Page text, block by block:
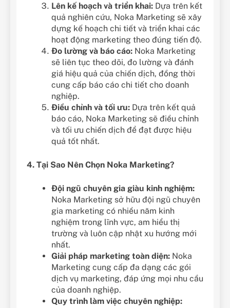
Lên kế hoạch và triển khai: Dựa trên kết
quả nghiên cứu, Noka Marketing sẽ xây
dựng kế hoạch chi tiết và triển khai các
hoạt động marketing theo đúng tiến độ.
Đo lường và báo cáo: Noka Marketing
sẽ liên tục theo dõi, đo lường và đánh
giá hiệu quả của chiến dịch, đồng thời
cung cấp báo cáo chi tiết cho doanh
nghiệp.
Điều chỉnh và tối ưu: Dựa trên kết quả
báo cáo, Noka Marketing sẽ điều chỉnh
và tối ưu chiến dịch để đạt được hiệu
quả tốt nhất.
4. Tại Sao Nên Chọn Noka Marketing?
Đội ngũ chuyên gia giàu kinh nghiệm:
Noka Marketing sở hữu đội ngũ chuyên
gia marketing có nhiều năm kinh
nghiệm trong lĩnh vực, am hiểu thị
trường và luôn cập nhật xu hướng mới
nhất.
Giải pháp marketing toàn diện: Noka
Marketing cung cấp đa dạng các gói
dịch vụ marketing, đáp ứng mọi nhu cầu
của doanh nghiệp.
Quy trình làm việc chuyên nghiệp: